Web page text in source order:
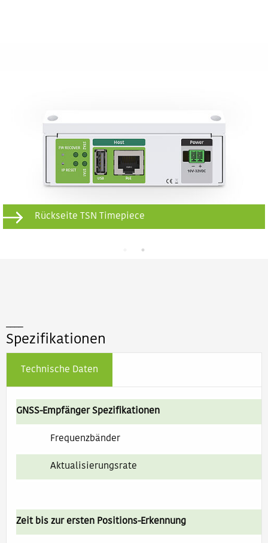
Rückseite TSN Timepiece
Spezifikationen
Technische Daten
GNSS-Empfänger Spezifikationen
Frequenzbänder
Aktualisierungsrate
Zeit bis zur ersten Positions-Erkennung